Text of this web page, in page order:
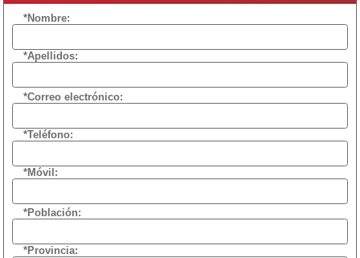
*Nombre:
*Apellidos:
*Correo electrónico:
*Teléfono:
*Móvil:
*Población:
*Provincia: